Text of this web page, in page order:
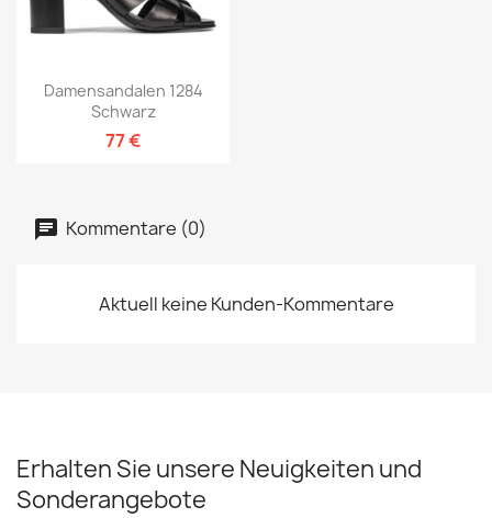
Damensandalen 1284
Schwarz
77 €
Kommentare (0)
Aktuell keine Kunden-Kommentare
Erhalten Sie unsere Neuigkeiten und
Sonderangebote